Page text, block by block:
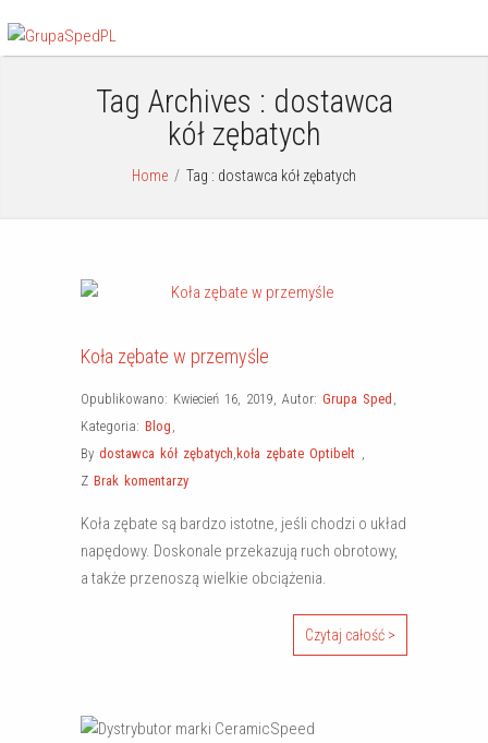
Tag Archives : dostawca
kół zębatych
Home / Tag : dostawca kół zębatych
Koła zębate w przemyśle
Opublikowano: Kwiecień 16, 2019, Autor: Grupa Sped ,
Kategoria: Blog ,
By dostawca kół zębatych, koła zębate Optibelt ,
Z Brak komentarzy
Koła zębate są bardzo istotne, jeśli chodzi o układ
napędowy. Doskonale przekazują ruch obrotowy,
a także przenoszą wielkie obciążenia.
Czytaj całość >